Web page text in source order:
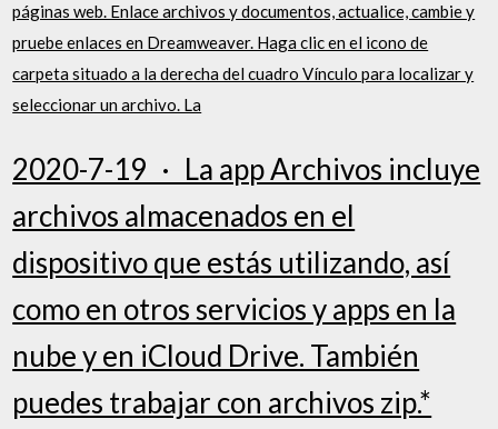
páginas web. Enlace archivos y documentos, actualice, cambie y
pruebe enlaces en Dreamweaver. Haga clic en el icono de
carpeta situado a la derecha del cuadro Vínculo para localizar y
seleccionar un archivo. La
2020-7-19 · La app Archivos incluye
archivos almacenados en el
dispositivo que estás utilizando, así
como en otros servicios y apps en la
nube y en iCloud Drive. También
puedes trabajar con archivos zip.*